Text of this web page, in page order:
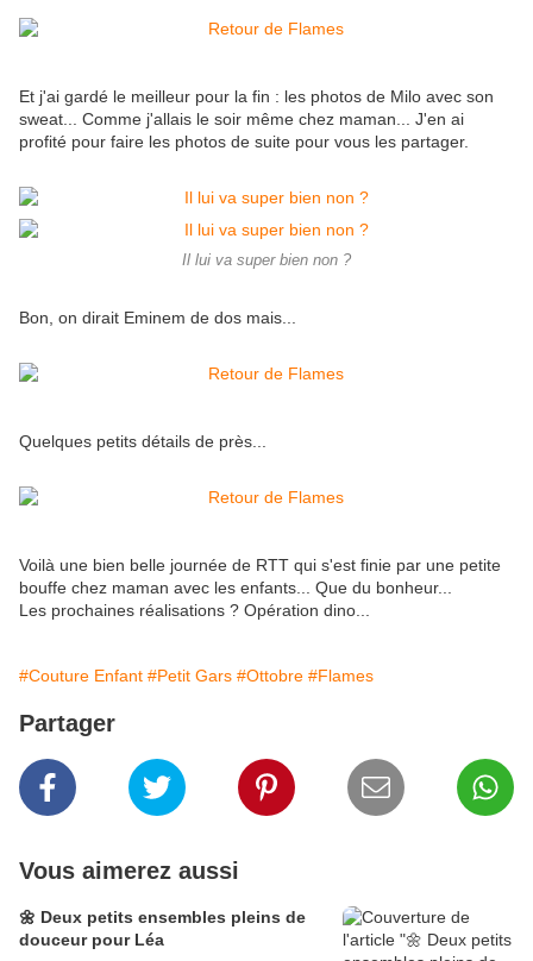
Et j'ai gardé le meilleur pour la fin : les photos de Milo avec son
sweat... Comme j'allais le soir même chez maman... J'en ai
profité pour faire les photos de suite pour vous les partager.
Il lui va super bien non ?
Bon, on dirait Eminem de dos mais...
Quelques petits détails de près...
Voilà une bien belle journée de RTT qui s'est finie par une petite
bouffe chez maman avec les enfants... Que du bonheur...
Les prochaines réalisations ? Opération dino...
#Couture Enfant #Petit Gars #Ottobre #Flames
Partager
Vous aimerez aussi
🌼 Deux petits ensembles pleins de
douceur pour Léa